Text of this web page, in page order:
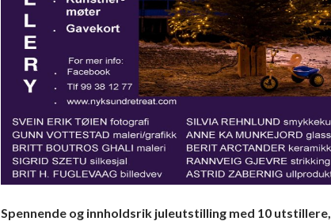
Spennende og innholdsrik juleutstilling med 10 utstillere,